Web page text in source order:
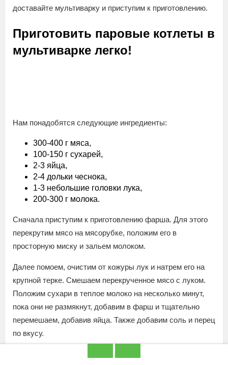
доставайте мультиварку и приступим к приготовлению.
Приготовить паровые котлеты в
мультиварке легко!
Нам понадобятся следующие ингредиенты:
300-400 г мяса,
100-150 г сухарей,
2-3 яйца,
2-4 дольки чеснока,
1-3 небольшие головки лука,
200-300 г молока.
Сначала приступим к приготовлению фарша. Для этого
перекрутим мясо на мясорубке, положим его в
просторную миску и зальем молоком.
Далее помоем, очистим от кожуры лук и натрем его на
крупной терке. Смешаем перекрученное мясо с луком.
Положим сухари в теплое молоко на несколько минут,
пока они не размякнут, добавим в фарш и тщательно
перемешаем, добавив яйца. Также добавим соль и перец
по вкусу.